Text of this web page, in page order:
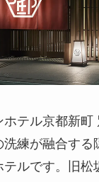
ホテル京都新
練が融合する
テルです。旧松